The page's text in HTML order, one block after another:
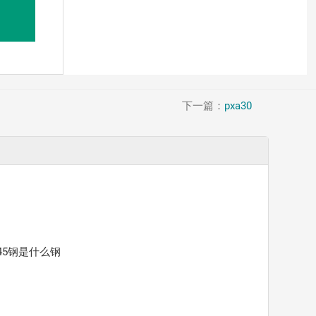
下一篇： pxa30
钢是什么钢